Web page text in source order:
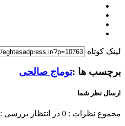
لینک کوتاه
برچسب ها :توماج صالحی
ارسال نظر شما
مجموع نظرات : 0 در انتظار بررسی : 0